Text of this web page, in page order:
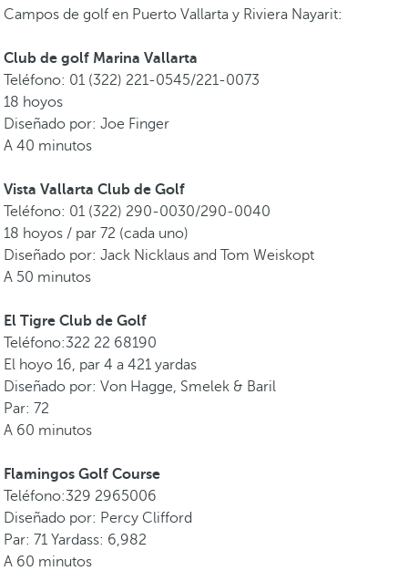
Campos de golf en Puerto Vallarta y Riviera Nayarit:
Club de golf Marina Vallarta
Teléfono: 01 (322) 221-0545/221-0073
18 hoyos
Diseñado por: Joe Finger
A 40 minutos
Vista Vallarta Club de Golf
Teléfono: 01 (322) 290-0030/290-0040
18 hoyos / par 72 (cada uno)
Diseñado por: Jack Nicklaus and Tom Weiskopt
A 50 minutos
El Tigre Club de Golf
Teléfono:322 22 68190
El hoyo 16, par 4 a 421 yardas
Diseñado por: Von Hagge, Smelek & Baril
Par: 72
A 60 minutos
Flamingos Golf Course
Teléfono:329 2965006
Diseñado por: Percy Clifford
Par: 71 Yardass: 6,982
A 60 minutos